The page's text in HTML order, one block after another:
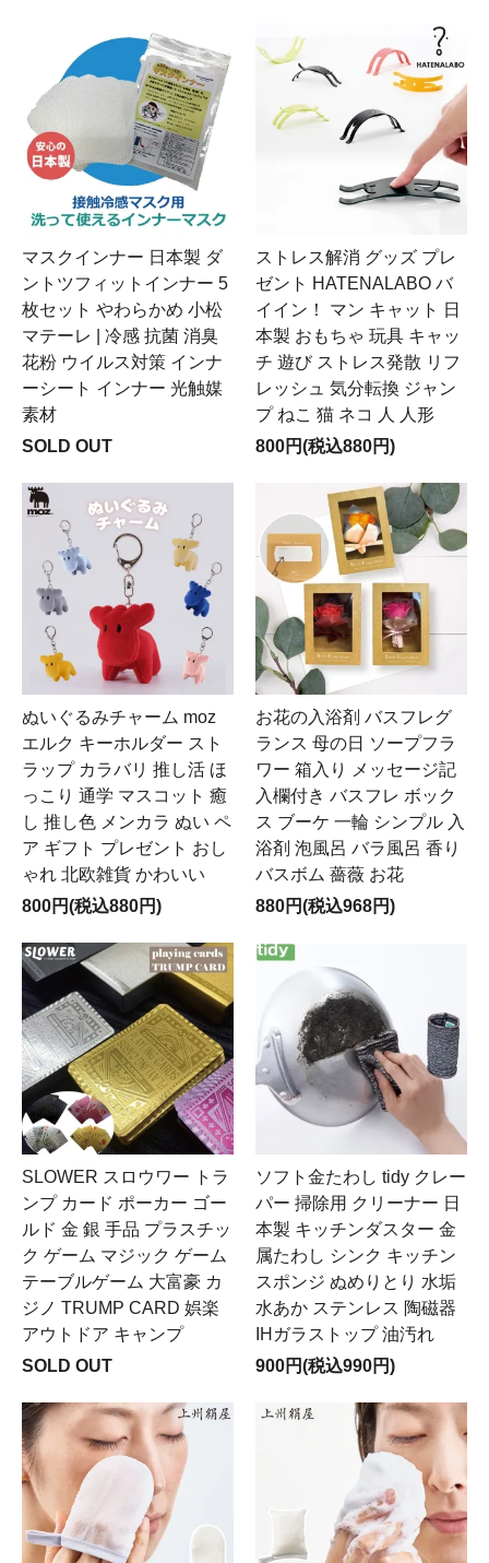
マスクインナー 日本製 ダ
ントツフィットインナー 5
枚セット やわらかめ 小松
マテーレ | 冷感 抗菌 消臭
花粉 ウイルス対策 インナ
ーシート インナー 光触媒
素材
SOLD OUT
ストレス解消 グッズ プレ
ゼント HATENALABO バ
イイン！ マン キャット 日
本製 おもちゃ 玩具 キャッ
チ 遊び ストレス発散 リフ
レッシュ 気分転換 ジャン
プ ねこ 猫 ネコ 人 人形
800円(税込880円)
ぬいぐるみチャーム moz
エルク キーホルダー スト
ラップ カラバリ 推し活 ほ
っこり 通学 マスコット 癒
し 推し色 メンカラ ぬい ペ
ア ギフト プレゼント おし
ゃれ 北欧雑貨 かわいい
800円(税込880円)
お花の入浴剤 バスフレグ
ランス 母の日 ソープフラ
ワー 箱入り メッセージ記
入欄付き バスフレ ボック
ス ブーケ 一輪 シンプル 入
浴剤 泡風呂 バラ風呂 香り
バスボム 薔薇 お花
880円(税込968円)
SLOWER スロウワー トラ
ンプ カード ポーカー ゴー
ルド 金 銀 手品 プラスチッ
ク ゲーム マジック ゲーム
テーブルゲーム 大富豪 カ
ジノ TRUMP CARD 娯楽
アウトドア キャンプ
SOLD OUT
ソフト金たわし tidy クレー
パー 掃除用 クリーナー 日
本製 キッチンダスター 金
属たわし シンク キッチン
スポンジ ぬめりとり 水垢
水あか ステンレス 陶磁器
IHガラストップ 油汚れ
900円(税込990円)